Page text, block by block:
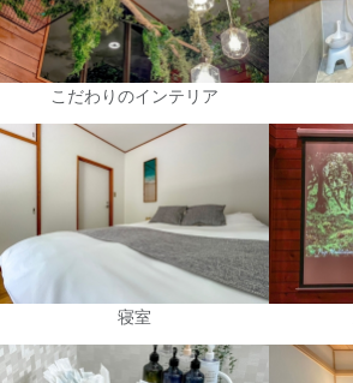
こだわりのインテリア
寝室